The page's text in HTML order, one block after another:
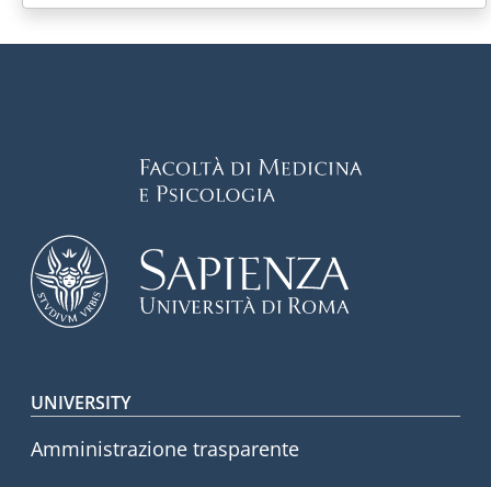
Footer menu
UNIVERSITY
Amministrazione trasparente